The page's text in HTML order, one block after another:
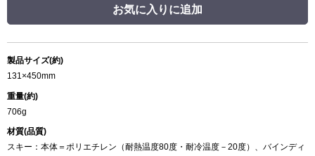
お気に入りに追加
製品サイズ(約)
131×450mm
重量(約)
706g
材質(品質)
スキー：本体＝ポリエチレン（耐熱温度80度・耐冷温度－20度）、バインディ